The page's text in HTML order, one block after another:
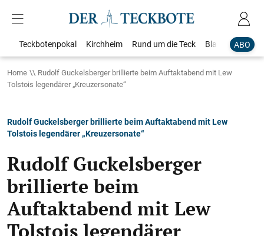
ABO
Teckbotenpokal Kirchheim Rund um die Teck Blaulicht
Home
Rudolf Guckelsberger brillierte beim Auftaktabend mit Lew
Tolstois legendärer „Kreuzersonate“
Rudolf Guckelsberger brillierte beim Auftaktabend mit Lew
Tolstois legendärer „Kreuzersonate“
Rudolf Guckelsberger
brillierte beim
Auftaktabend mit Lew